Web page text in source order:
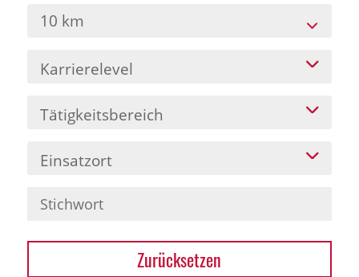
News Archiv
10 km
Karrierelevel
Tätigkeitsbereich
Einsatzort
Zurücksetzen